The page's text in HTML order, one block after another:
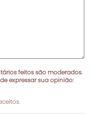
feitos são moderados.
expressar sua opinião: